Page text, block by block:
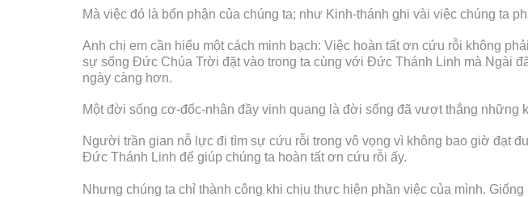
Mà việc đó là bổn phận của chúng ta; như Kinh-thánh ghi vài việc chúng ta
Anh chị em cần hiểu một cách minh bạch: Việc hoàn tất ơn cứu rỗi không
sự sống Đức Chúa Trời đặt vào trong ta cùng với Đức Thánh Linh mà Ngài
ngày càng hơn.
Một đời sống cơ-đốc-nhân đầy vinh quang là đời sống đã vượt thắng những
Người trần gian nỗ lực đi tìm sự cứu rỗi trong vô vọng vì không bao giờ đạt
Đức Thánh Linh để giúp chúng ta hoàn tất ơn cứu rỗi ấy.
Nhưng chúng ta chỉ thành công khi chịu thực hiện phần việc của mình.